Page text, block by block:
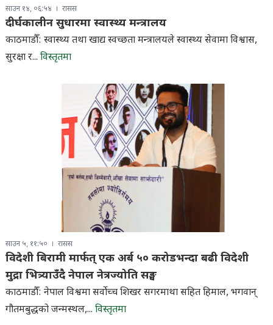
साउन १४, ०६:५४ रासस
दीर्घकालीन सुधारमा स्वास्थ्य मन्त्रालय
काठमाडौँ: स्वास्थ्य तथा खाद्य स्वच्छता मन्त्रालयले स्वास्थ्य सेवामा विश्वास,
सुरक्षा र... विस्तृतमा
साउन ५, ११:५० रासस
विदेशी बिरामी मार्फत् एक अर्ब ५० करोडभन्दा बढी विदेशी
मुद्रा भित्र्याउँदै नेपाल नेत्रज्योति सङ्घ
काठमाडौँ: नेपाल विश्वमा सर्वाेच्च शिखर सगरमाथा सहित हिमाल, भगवान्
गौतमबुद्धको जन्मस्थल,... विस्तृतमा